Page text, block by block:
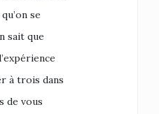
se
sait que
à trois dans
de vous